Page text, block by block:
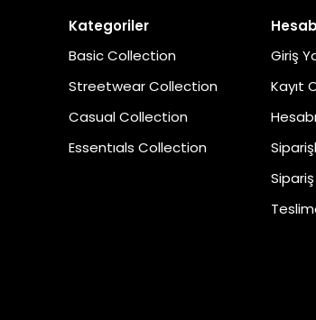
Kategoriler
Basic Collection
Streetwear Collection
Casual Collection
Essentıals Collection
Giriş
Kayıt